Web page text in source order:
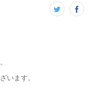
います。